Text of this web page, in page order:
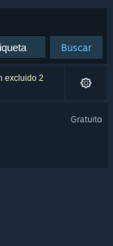
Buscar
excluido 2
Gratuito